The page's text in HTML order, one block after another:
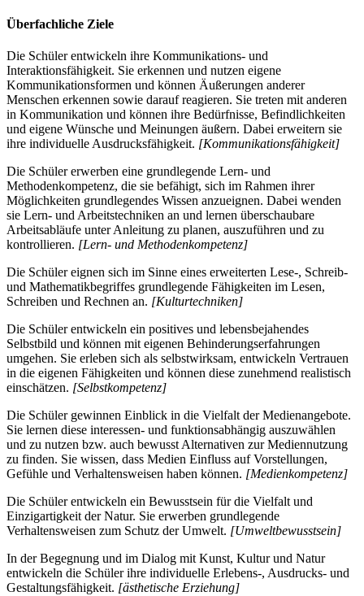
Überfachliche Ziele
Die Schüler entwickeln ihre Kommunikations- und
Interaktionsfähigkeit. Sie erkennen und nutzen eigene
Kommunikationsformen und können Äußerungen anderer
Menschen erkennen sowie darauf reagieren. Sie treten mit anderen
in Kommunikation und können ihre Bedürfnisse, Befindlichkeiten
und eigene Wünsche und Meinungen äußern. Dabei erweitern sie
ihre individuelle Ausdrucksfähigkeit. [Kommunikationsfähigkeit]
Die Schüler erwerben eine grundlegende Lern- und
Methodenkompetenz, die sie befähigt, sich im Rahmen ihrer
Möglichkeiten grundlegendes Wissen anzueignen. Dabei wenden
sie Lern- und Arbeitstechniken an und lernen überschaubare
Arbeitsabläufe unter Anleitung zu planen, auszuführen und zu
kontrollieren. [Lern- und Methodenkompetenz]
Die Schüler eignen sich im Sinne eines erweiterten Lese-, Schreib-
und Mathematikbegriffes grundlegende Fähigkeiten im Lesen,
Schreiben und Rechnen an. [Kulturtechniken]
Die Schüler entwickeln ein positives und lebensbejahendes
Selbstbild und können mit eigenen Behinderungserfahrungen
umgehen. Sie erleben sich als selbstwirksam, entwickeln Vertrauen
in die eigenen Fähigkeiten und können diese zunehmend realistisch
einschätzen. [Selbstkompetenz]
Die Schüler gewinnen Einblick in die Vielfalt der Medienangebote.
Sie lernen diese interessen- und funktionsabhängig auszuwählen
und zu nutzen bzw. auch bewusst Alternativen zur Mediennutzung
zu finden. Sie wissen, dass Medien Einfluss auf Vorstellungen,
Gefühle und Verhaltensweisen haben können. [Medienkompetenz]
Die Schüler entwickeln ein Bewusstsein für die Vielfalt und
Einzigartigkeit der Natur. Sie erwerben grundlegende
Verhaltensweisen zum Schutz der Umwelt. [Umweltbewusstsein]
In der Begegnung und im Dialog mit Kunst, Kultur und Natur
entwickeln die Schüler ihre individuelle Erlebens-, Ausdrucks- und
Gestaltungsfähigkeit. [ästhetische Erziehung]